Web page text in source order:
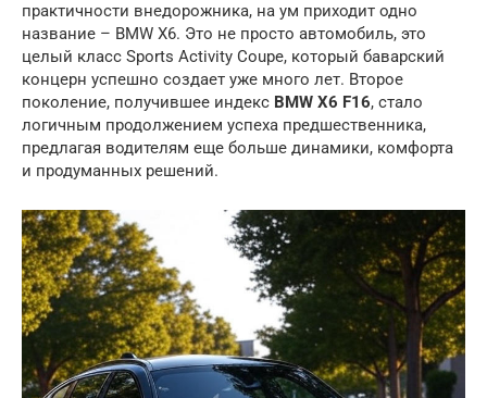
практичности внедорожника, на ум приходит одно
название – BMW X6. Это не просто автомобиль, это
целый класс Sports Activity Coupe, который баварский
концерн успешно создает уже много лет. Второе
поколение, получившее индекс BMW X6 F16, стало
логичным продолжением успеха предшественника,
предлагая водителям еще больше динамики, комфорта
и продуманных решений.